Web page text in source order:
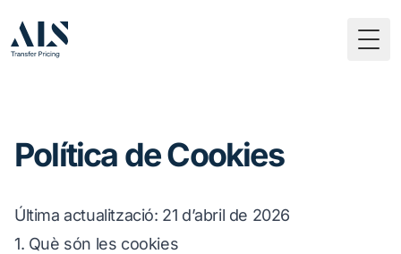
Política de Cookies
Última actualització: 21 d’abril de 2026
1. Què són les cookies